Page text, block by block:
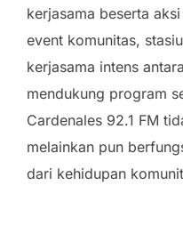
kerjasama beserta
event komunitas,
kerjasama intens
mendukung program
Cardenales 92.1 FM
melainkan pun
dari kehidupan